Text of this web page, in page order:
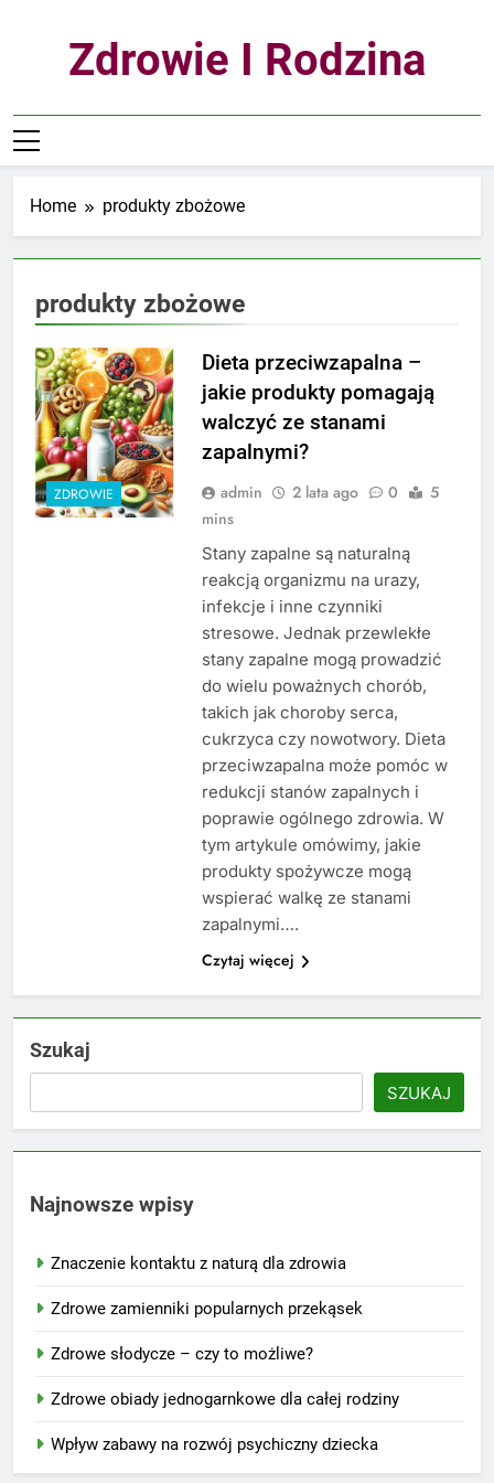
Zdrowie I Rodzina
Home produkty zbożowe
produkty zbożowe
ZDROWIE
Dieta przeciwzapalna –
jakie produkty pomagają
walczyć ze stanami
zapalnymi?
admin 2 lata ago 0
5
mins
Stany zapalne są naturalną
reakcją organizmu na urazy,
infekcje i inne czynniki
stresowe. Jednak przewlekłe
stany zapalne mogą prowadzić
do wielu poważnych chorób,
takich jak choroby serca,
cukrzyca czy nowotwory. Dieta
przeciwzapalna może pomóc w
redukcji stanów zapalnych i
poprawie ogólnego zdrowia. W
tym artykule omówimy, jakie
produkty spożywcze mogą
wspierać walkę ze stanami
zapalnymi….
Czytaj więcej
Szukaj
SZUKAJ
Najnowsze wpisy
Znaczenie kontaktu z naturą dla zdrowia
Zdrowe zamienniki popularnych przekąsek
Zdrowe słodycze – czy to możliwe?
Zdrowe obiady jednogarnkowe dla całej rodziny
Wpływ zabawy na rozwój psychiczny dziecka